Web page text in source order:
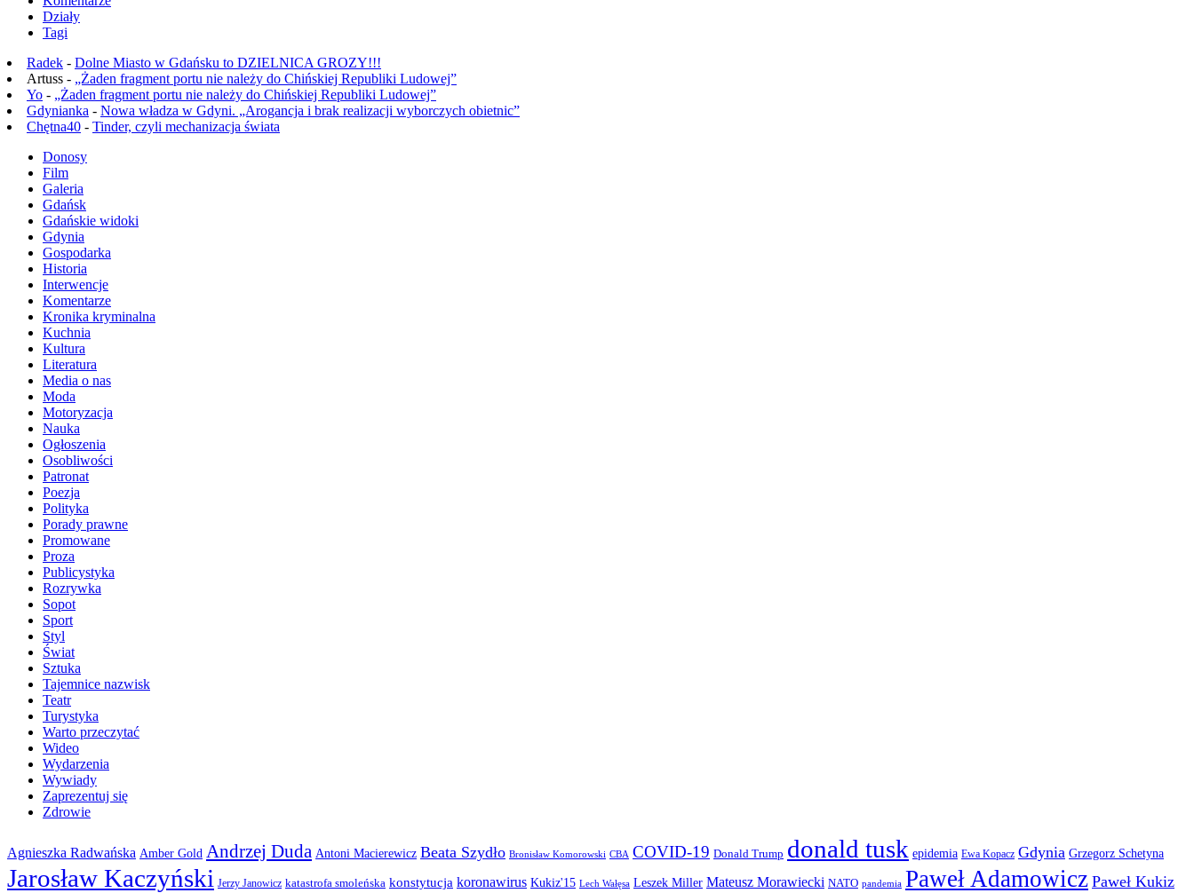
Działy
Tagi
Radek - Dolne Miasto w Gdańsku to DZIELNICA GROZY!!!
Artuss - „Żaden fragment portu nie należy do Chińskiej Republiki Ludowej”
Yo - „Żaden fragment portu nie należy do Chińskiej Republiki Ludowej”
Gdynianka - Nowa władza w Gdyni. „Arogancja i brak realizacji wyborczych obietnic”
Chętna40 - Tinder, czyli mechanizacja świata
Donosy
Film
Galeria
Gdańsk
Gdańskie widoki
Gdynia
Gospodarka
Historia
Interwencje
Komentarze
Kronika kryminalna
Kuchnia
Kultura
Literatura
Media o nas
Moda
Motoryzacja
Nauka
Ogłoszenia
Osobliwości
Patronat
Poezja
Polityka
Porady prawne
Promowane
Proza
Publicystyka
Rozrywka
Sopot
Sport
Styl
Świat
Sztuka
Tajemnice nazwisk
Teatr
Turystyka
Warto przeczytać
Wideo
Wydarzenia
Wywiady
Zaprezentuj się
Zdrowie
Agnieszka Radwańska Amber Gold Andrzej Duda Antoni Macierewicz Beata Szydło Bronisław Komorowski CBA COVID-19 Donald Trump donald tusk epidemia Ewa Kopacz Gdynia Grzegorz Schetyna
Jarosław Kaczyński Jerzy Janowicz katastrofa smoleńska konstytucja koronawirus Kukiz'15 Lech Wałęsa Leszek Miller Mateusz Morawiecki NATO pandemia Paweł Adamowicz Paweł Kukiz